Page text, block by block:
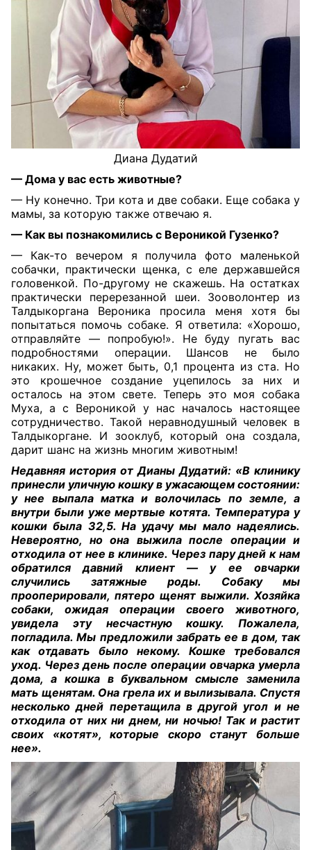
Диана Дудатий
— Дома у вас есть животные?
— Ну конечно. Три кота и две собаки. Еще собака у
мамы, за которую также отвечаю я.
— Как вы познакомились с Вероникой Гузенко?
— Как-то вечером я получила фото маленькой
собачки, практически щенка, с еле державшейся
головенкой. По-другому не скажешь. На остатках
практически перерезанной шеи. Зооволонтер из
Талдыкоргана Вероника просила меня хотя бы
попытаться помочь собаке. Я ответила: «Хорошо,
отправляйте — попробую!». Не буду пугать вас
подробностями операции. Шансов не было
никаких. Ну, может быть, 0,1 процента из ста. Но
это крошечное создание уцепилось за них и
осталось на этом свете. Теперь это моя собака
Муха, а с Вероникой у нас началось настоящее
сотрудничество. Такой неравнодушный человек в
Талдыкоргане. И зооклуб, который она создала,
дарит шанс на жизнь многим животным!
Недавняя история от Дианы Дудатий: «В клинику
принесли уличную кошку в ужасающем состоянии:
у нее выпала матка и волочилась по земле, а
внутри были уже мертвые котята. Температура у
кошки была 32,5. На удачу мы мало надеялись.
Невероятно, но она выжила после операции и
отходила от нее в клинике. Через пару дней к нам
обратился давний клиент — у ее овчарки
случились затяжные роды. Собаку мы
прооперировали, пятеро щенят выжили. Хозяйка
собаки, ожидая операции своего животного,
увидела эту несчастную кошку. Пожалела,
погладила. Мы предложили забрать ее в дом, так
как отдавать было некому. Кошке требовался
уход. Через день после операции овчарка умерла
дома, а кошка в буквальном смысле заменила
мать щенятам. Она грела их и вылизывала. Спустя
несколько дней перетащила в другой угол и не
отходила от них ни днем, ни ночью! Так и растит
своих «котят», которые скоро станут больше
нее».